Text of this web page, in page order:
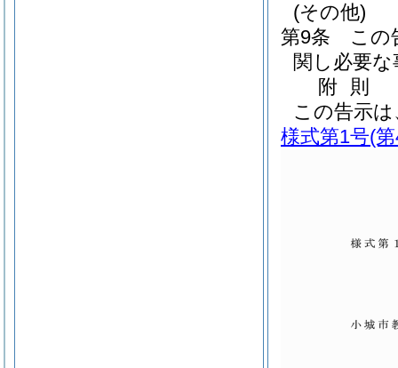
(その他)
第9条
この
関し必要
附 則
この告示
様式第1号(